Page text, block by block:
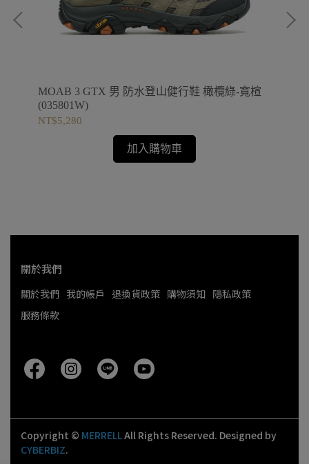
MOAB 3 GTX 男 防水登山健行鞋 橄欖綠-寬楦
(035801W)
NT$5,280
加入購物車
關於我們
關於我們 我的帳戶 退換貨政策 購物須知 隱私政策
服務條款
Copyright © MERRELLAll Rights Reserved. Designed by
CYBERBIZ.